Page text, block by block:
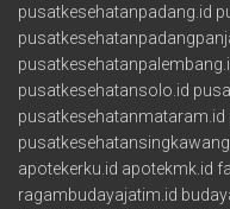
pusatkesehatanpadang.id
pusatkesehatansolo.id
pusatkesehatanmataram.id
apotekerku.id apotekmk.id
ragambudayajatim.id